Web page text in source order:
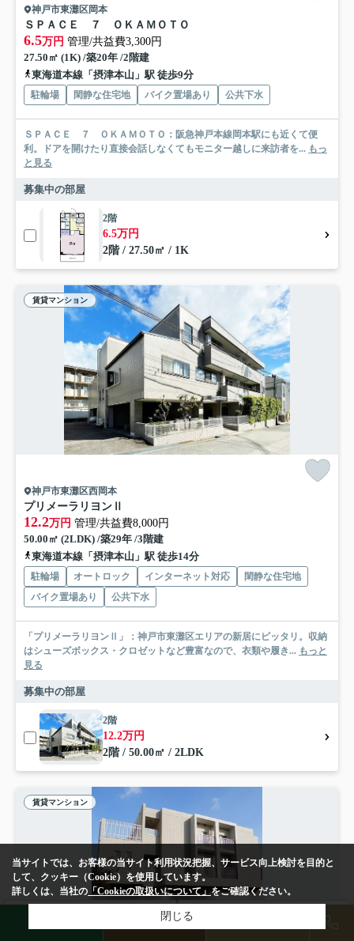
物件検索
神戸市東灘区岡本
ＳＰＡＣＥ ７ ＯＫＡＭＯＴＯ
6.5万円 管理/共益費3,300円
27.50㎡ (1K) /築20年 /2階建
東海道本線「摂津本山」駅 徒歩9分
駐輪場 閑静な住宅地 バイク置場あり 公共下水
ＳＰＡＣＥ ７ ＯＫＡＭＯＴＯ：阪急神戸本線岡本駅にも近くて便
利。ドアを開けたり直接会話しなくてもモニター越しに来訪者を... もっ
と見る
募集中の部屋
2階
6.5万円
2階 / 27.50㎡ / 1K
賃貸マンション
神戸市東灘区西岡本
プリメーラリヨンⅡ
12.2万円 管理/共益費8,000円
50.00㎡ (2LDK) /築29年 /3階建
東海道本線「摂津本山」駅 徒歩14分
駐輪場 オートロック インターネット対応
閑静な住宅地
バイク置場あり
公共下水
「プリメーラリヨンⅡ」：神戸市東灘区エリアの新居にピッタリ。収納
はシューズボックス・クロゼットなど豊富なので、衣類や履き... もっと
見る
募集中の部屋
2階
12.2万円
2階 / 50.00㎡ / 2LDK
賃貸マンション
当サイトでは、お客様の当サイト利用状況把握、サービス向上検討を目的と
して、クッキー（Cookie）を使用しています。
詳しくは、当社の 「Cookieの取扱いについて」をご確認ください。
閉じる